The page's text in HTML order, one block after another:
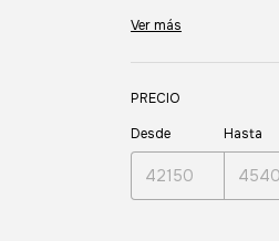
Ver más
PRECIO
Desde
Hasta